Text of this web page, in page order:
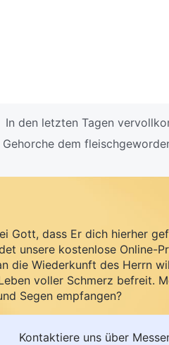
In den letzten Tagen
dem
Gott, dass Er dich hierher
unsere kostenlose Online-
die Wiederkunft des Herrn
voller Schmerz befreit.
Segen empfangen?
Kontaktiere uns über